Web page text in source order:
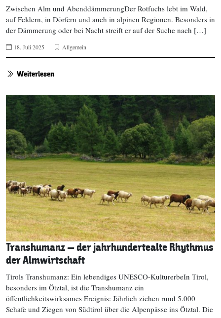
Zwischen Alm und AbenddämmerungDer Rotfuchs lebt im Wald,
auf Feldern, in Dörfern und auch in alpinen Regionen. Besonders in
der Dämmerung oder bei Nacht streift er auf der Suche nach […]
18. Juli 2025 Allgemein
Weiterlesen
Transhumanz – der jahrhundertealte Rhythmus
der Almwirtschaft
Tirols Transhumanz: Ein lebendiges UNESCO-KulturerbeIn Tirol,
besonders im Ötztal, ist die Transhumanz ein
öffentlichkeitswirksames Ereignis: Jährlich ziehen rund 5.000
Schafe und Ziegen von Südtirol über die Alpenpässe ins Ötztal. Die